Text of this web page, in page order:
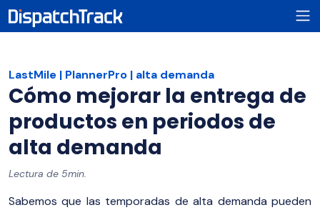
LastMile PlannerPro alta demanda
Cómo mejorar la entrega de
productos en periodos de
alta demanda
Lectura de 5min.
Sabemos que las temporadas de alta demanda pueden